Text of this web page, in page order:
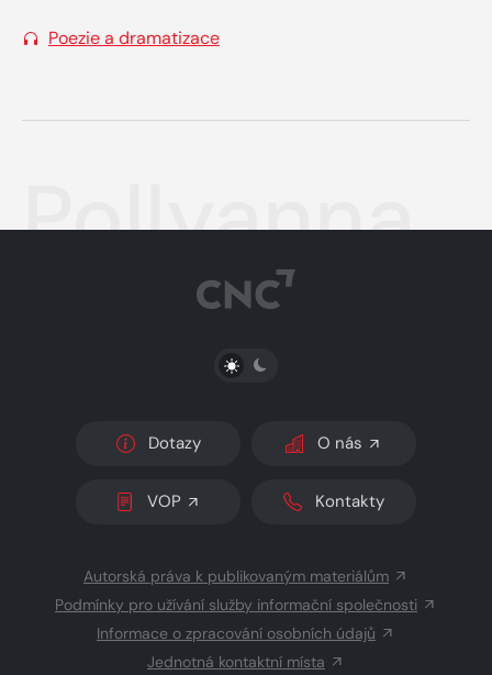
Poezie a dramatizace
Pollyanna
PŘEPNOUT SVĚTLÝ/TMAVÝ REŽIM
Dotazy O nás
VOP Kontakty
Autorská práva k publikovaným materiálům
Podmínky pro užívání služby informační společnosti
Informace o zpracování osobních údajů
Jednotná kontaktní místa